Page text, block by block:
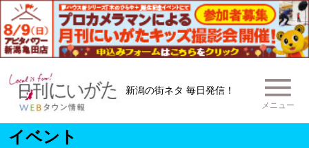
新潟の街ネタ 毎日発信！
メニュー
イベント